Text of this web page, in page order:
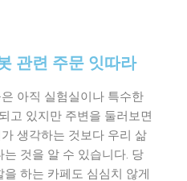
관련 주문 잇따라
아직 실험실이나 특수한
고 있지만 주변을 둘러보면
생각하는 것보다 우리 삶
것을 알 수 있습니다. 당
하는 카페도 심심치 않게